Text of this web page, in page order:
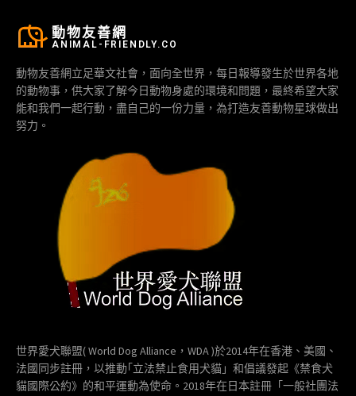
動物友善網
ANIMAL-FRIENDLY.CO
動物友善網立足華文社會，面向全世界，每日報導發生於世界各地
的動物事，供大家了解今日動物身處的環境和問題，最終希望大家
能和我們一起行動，盡自己的一份力量，為打造友善動物星球做出
努力。
世界愛犬聯盟( World Dog Alliance，WDA )於2014年在香港、美國、
法國同步註冊，以推動｢立法禁止食用犬貓」和倡議發起《禁食犬
貓國際公約》的和平運動為使命。2018年在日本註冊「一般社團法